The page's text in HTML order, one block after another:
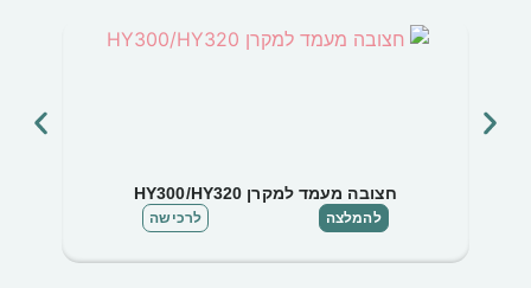
חצובה מעמד למקרן HY300/HY320
להמלצה לרכישה